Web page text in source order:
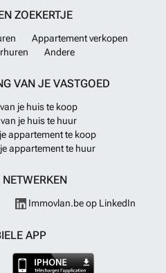
ZOEKERTJE
Appartement verkopen
Andere
VAN JE VASTGOED
je huis te koop
je huis te huur
appartement te koop
appartement te huur
Immovlan.be op LinkedIn
APP